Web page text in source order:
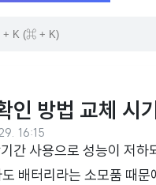
인 방법 교체 시기
16:15
간 사용으로 성능이 저
배터리라는 소모품 때